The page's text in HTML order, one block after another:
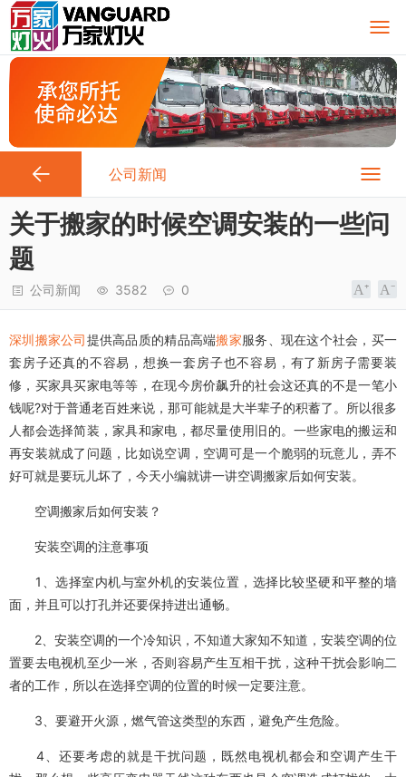
公司新闻
关于搬家的时候空调安装的一些问
题
公司新闻 3582 0
深圳搬家公司提供高品质的精品高端搬家服务、现在这个社会，买一
套房子还真的不容易，想换一套房子也不容易，有了新房子需要装
修，买家具买家电等等，在现今房价飙升的社会这还真的不是一笔小
钱呢?对于普通老百姓来说，那可能就是大半辈子的积蓄了。所以很多
人都会选择简装，家具和家电，都尽量使用旧的。一些家电的搬运和
再安装就成了问题，比如说空调，空调可是一个脆弱的玩意儿，弄不
好可就是要玩儿坏了，今天小编就讲一讲空调搬家后如何安装。
空调搬家后如何安装？
安装空调的注意事项
1、选择室内机与室外机的安装位置，选择比较坚硬和平整的墙
面，并且可以打孔并还要保持进出通畅。
2、安装空调的一个冷知识，不知道大家知不知道，安装空调的位
置要去电视机至少一米，否则容易产生互相干扰，这种干扰会影响二
者的工作，所以在选择空调的位置的时候一定要注意。
3、要避开火源，燃气管这类型的东西，避免产生危险。
4、还要考虑的就是干扰问题，既然电视机都会和空调产生干